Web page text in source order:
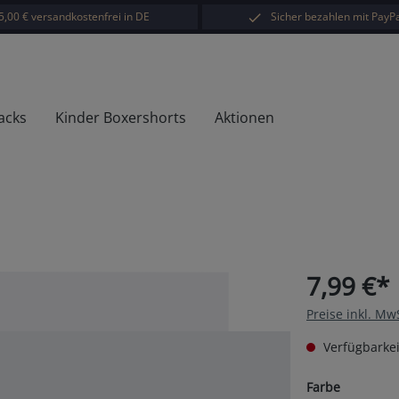
€ versandkostenfrei in DE Sicher bezahlen mit
Kinder Boxershorts Aktionen
7,99 €*
Preise inkl.
Farbeauswählen